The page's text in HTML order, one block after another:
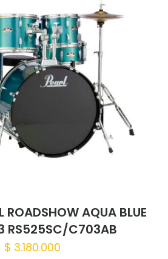
ROADSHOW AQUA BLUE
RS525SC/C703AB
$ 3.180.000